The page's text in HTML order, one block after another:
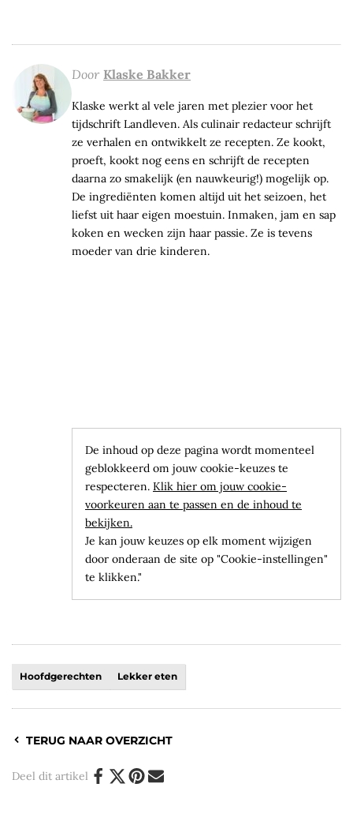
Door Klaske Bakker
Klaske werkt al vele jaren met plezier voor het
tijdschrift Landleven. Als culinair redacteur schrijft
ze verhalen en ontwikkelt ze recepten. Ze kookt,
proeft, kookt nog eens en schrijft de recepten
daarna zo smakelijk (en nauwkeurig!) mogelijk op.
De ingrediënten komen altijd uit het seizoen, het
liefst uit haar eigen moestuin. Inmaken, jam en sap
koken en wecken zijn haar passie. Ze is tevens
moeder van drie kinderen.
De inhoud op deze pagina wordt momenteel
geblokkeerd om jouw cookie-keuzes te
respecteren. Klik hier om jouw cookie-
voorkeuren aan te passen en de inhoud te
bekijken.
Je kan jouw keuzes op elk moment wijzigen
door onderaan de site op "Cookie-instellingen"
te klikken."
Hoofdgerechten Lekker eten
TERUG NAAR OVERZICHT
Deel dit artikel